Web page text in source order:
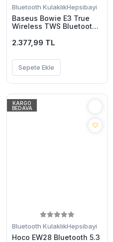
Bluetooth KulaklıkHepsibayi
Baseus Bowie E3 True
Wireless TWS Bluetooth
2.377,99 TL
Sepete Ekle
KARGO
BEDAVA
Bluetooth KulaklıkHepsibayi
Hoco EW28 Bluetooth 5.3